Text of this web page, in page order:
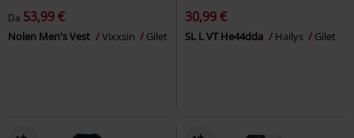
Da 53,99 €
Nolen Men's Vest Vixxsin Gilet
30,99 €
SL L VT He44dda Hailys Gilet